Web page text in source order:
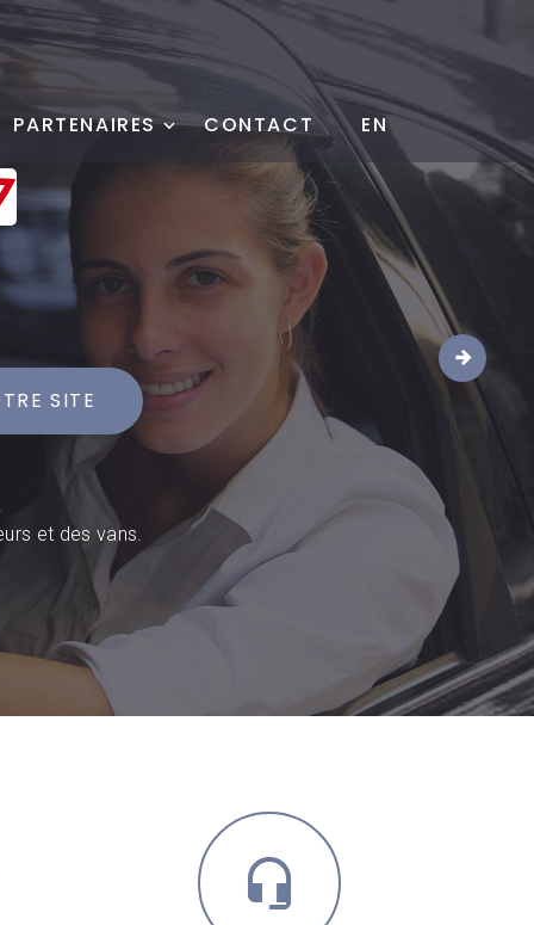
PARTENAIRES CONTACT EN
SITE
et des vans.